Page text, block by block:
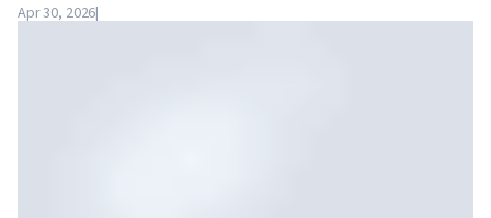
übernommen – einer Investmentstruktur im
Apr 30, 2026|